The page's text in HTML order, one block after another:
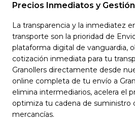
Precios Inmediatos y
La transparencia y la inmediatez
transporte son la prioridad de
plataforma digital de vanguardia,
cotización inmediata para tu
Granollers directamente desde
online completa de tu envío a
elimina intermediarios, acelera el
optimiza tu cadena de suministro
mercancías.